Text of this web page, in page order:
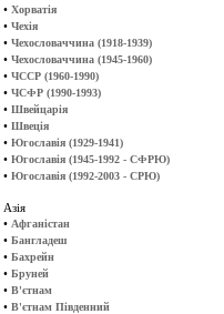
• Хорватія
• Чехія
• Чехословаччина (1918-1939)
• Чехословаччина (1945-1960)
• ЧССР (1960-1990)
• ЧСФР (1990-1993)
• Швейцарія
• Швеція
• Югославія (1929-1941)
• Югославія (1945-1992 - СФРЮ)
• Югославія (1992-2003 - СРЮ)
Азія
• Афганістан
• Бангладеш
• Бахрейн
• Бруней
• В'єтнам
• В'єтнам Південний